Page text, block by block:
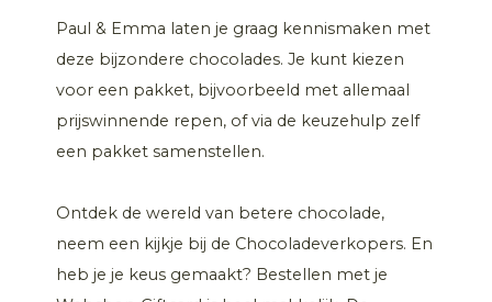
Paul & Emma laten je graag kennismaken met
deze bijzondere chocolades. Je kunt kiezen
voor een pakket, bijvoorbeeld met allemaal
prijswinnende repen, of via de keuzehulp zelf
een pakket samenstellen.
Ontdek de wereld van betere chocolade,
neem een kijkje bij de Chocoladeverkopers. En
heb je je keus gemaakt? Bestellen met je